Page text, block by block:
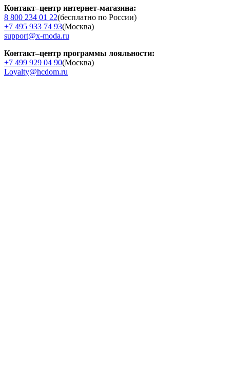
Контакт–центр интернет-магазина:
8 800 234 01 22(бесплатно по России)
+7 495 933 74 93(Москва)
support@x-moda.ru
Контакт–центр программы лояльности:
+7 499 929 04 90(Москва)
Loyalty@hcdom.ru